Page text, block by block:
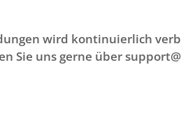
wird kontinuierlich
Sie uns gerne über